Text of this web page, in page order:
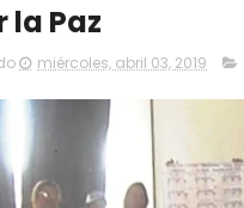
Paz
miércoles, abril 03, 2019